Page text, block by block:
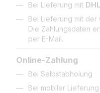
Bei Lieferung mit DHL
Bei Lieferung mit der
Die Zahlungsdaten
per E-Mail.
Online-Zahlung
Bei Selbstabholung
Bei mobiler Lieferung